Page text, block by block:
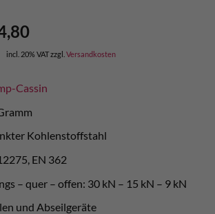
Current
price
is:
€ 14,80.
incl. 20% VATzzgl. Versandkosten
Cassin
Kohlenstoffstahl
EN 362
– quer – offen: 30 kN – 15 kN – 9 kN
und Abseilgeräte